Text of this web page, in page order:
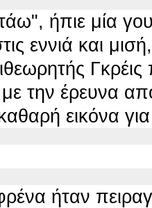
ήπιε μία
εννιά και
την έρευνα
εικόνα
ήταν